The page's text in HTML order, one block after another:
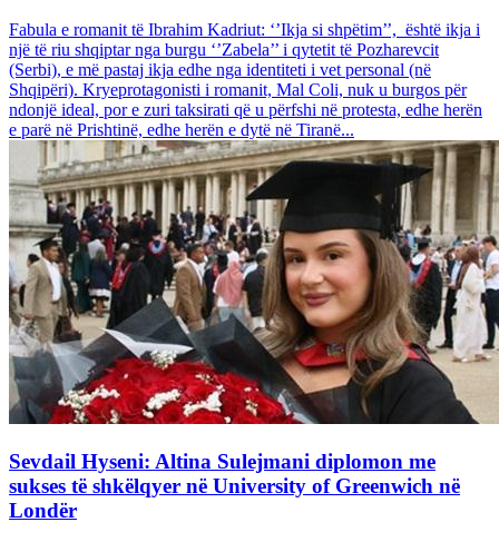
Fabula e romanit të Ibrahim Kadriut: ‘’Ikja si shpëtim’’, është ikja i
një të riu shqiptar nga burgu ‘’Zabela’’ i qytetit të Pozharevcit
(Serbi), e më pastaj ikja edhe nga identiteti i vet personal (në
Shqipëri). Kryeprotagonisti i romanit, Mal Coli, nuk u burgos për
ndonjë ideal, por e zuri taksirati që u përfshi në protesta, edhe herën
e parë në Prishtinë, edhe herën e dytë në Tiranë...
Sevdail Hyseni: Altina Sulejmani diplomon me
sukses të shkëlqyer në University of Greenwich në
Londër